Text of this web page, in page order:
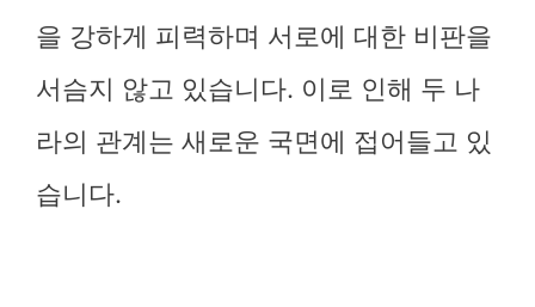
을 강하게 피력하며 서로에 대한 비판을
서슴지 않고 있습니다. 이로 인해 두 나
라의 관계는 새로운 국면에 접어들고 있
습니다.